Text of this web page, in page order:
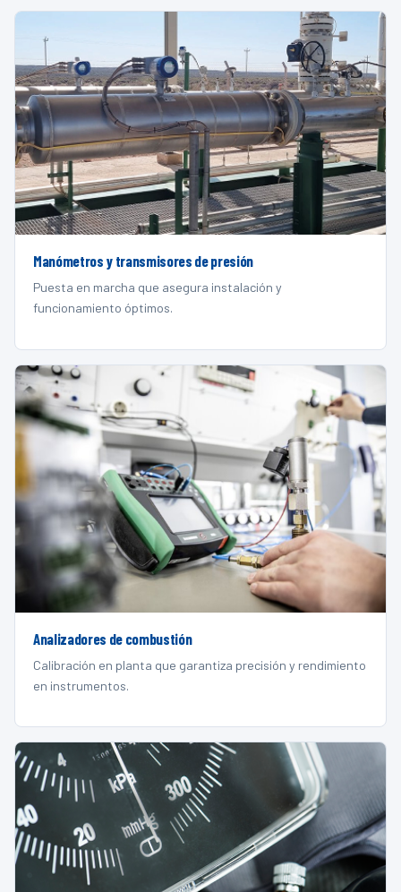
Manómetros y transmisores de presión
Puesta en marcha que asegura instalación y
funcionamiento óptimos.
Analizadores de combustión
Calibración en planta que garantiza precisión y rendimiento
en instrumentos.